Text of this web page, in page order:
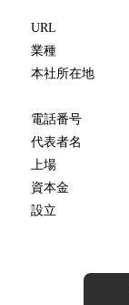
URL
業種
本社所在地
電話番号
代表者名
上場
資本金
設立